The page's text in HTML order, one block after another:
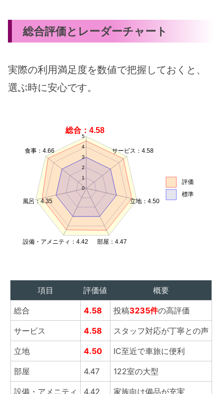
総合評価とレーダーチャート
実際の利用満足度を数値で把握しておくと、
選ぶ時に安心です。
0
1
2
3
4
5
総合：4.58
サービス：4.58
立地：4.50
部屋：4.47
設備・アメニティ：4.42
風呂：4.35
食事：4.66
評価
標準
項目 評価値 概要
総合 4.58 投稿3235件の高評価
サービス 4.58 スタッフ対応が丁寧との声
立地 4.50 IC至近で車旅に便利
部屋 4.47 122室の大型
設備・アメニティ 4.42 家族向け備品が充実